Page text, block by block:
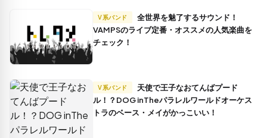
V系バンド
VAMPSのライブ定番・オススメの人気楽曲を
チェック！
V系バンド
ル！？DOG inTheパラレルワールドオーケス
トラのベース・メイがかっこいい！